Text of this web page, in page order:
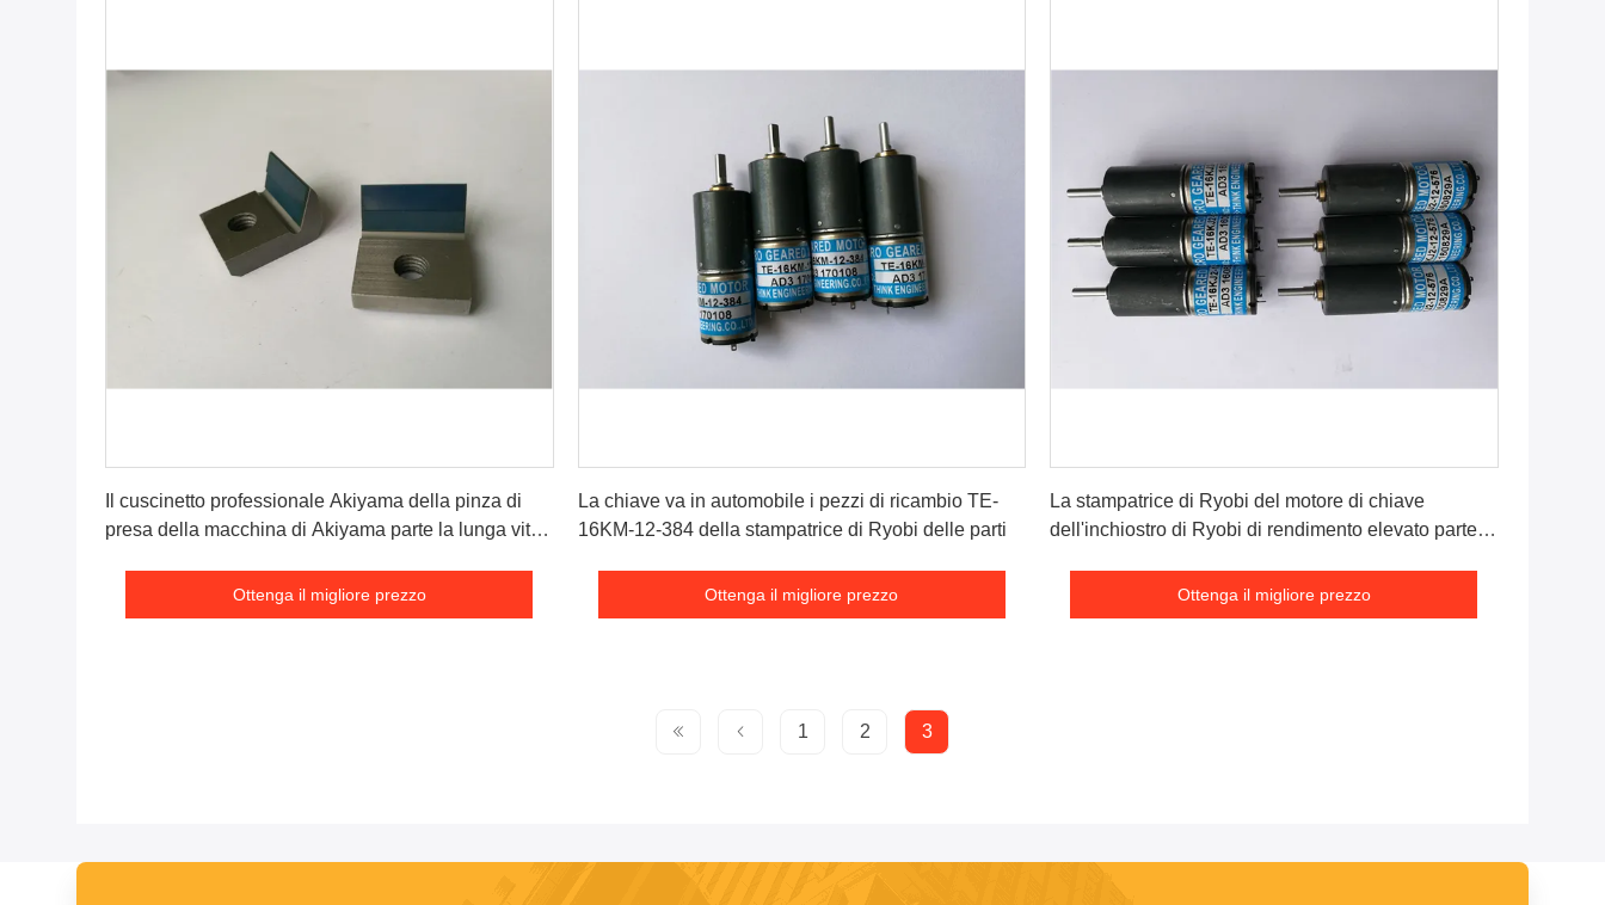
Il cuscinetto professionale Akiyama della pinza di
presa della macchina di Akiyama parte la lunga vita
Ottenga il migliore prezzo
La chiave va in automobile i pezzi di ricambio TE-
16KM-12-384 della stampatrice di Ryobi delle parti
Ottenga il migliore prezzo
La stampatrice di Ryobi del motore di chiave
dell'inchiostro di Ryobi di rendimento elevato parte
Ottenga il migliore prezzo
1 2 3